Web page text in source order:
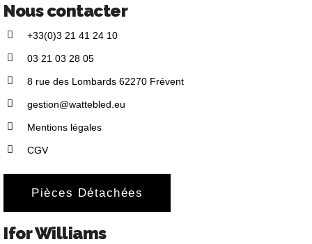
Nous contacter
+33(0)3 21 41 24 10
03 21 03 28 05
8 rue des Lombards 62270 Frévent
gestion@wattebled.eu
Mentions légales
CGV
Pièces Détachées
Ifor Williams